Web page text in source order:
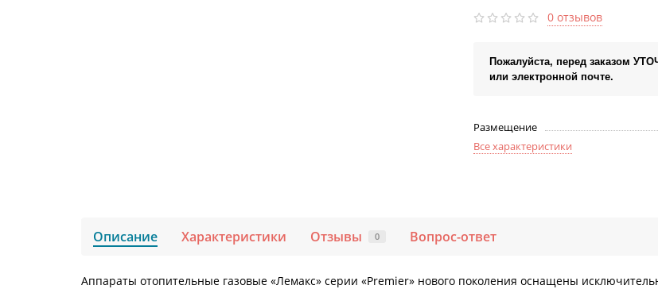
0 отзывов
Пожалуйста, перед заказом
или электронной почте.
Размещение
Все характеристики
Описание Характеристики Отзывы 0 Вопрос-ответ
Аппараты отопительные газовые «Лемакс» серии «Premier» нового поколения оснащены